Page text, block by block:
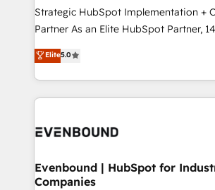
companies that divide their offer into
Competence Centers: Smart
The synergies generated by these
together with the combination of
to accompany companies on their
Strategic HubSpot Implementation +
Partner As an Elite HubSpot Partner, 1406 Consulting
helps mid-market revenue teams
they sell, market, and serve. We don't
HubSpot—we teach your team to
to help you keep winning. What We Do ⚙️ CRM
Data & Content 📈 Sales & Marketing
Agent Creation 🔄 Custom Integrations
Migration Why 1406 We become part of your team.
Elite5.0
Evenbound | HubSpot for
Companies